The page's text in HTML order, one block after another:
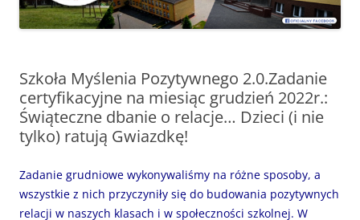
Szkoła Myślenia Pozytywnego 2.0.Zadanie
certyfikacyjne na miesiąc grudzień 2022r.:
Świąteczne dbanie o relacje… Dzieci (i nie
tylko) ratują Gwiazdkę!
Zadanie grudniowe wykonywaliśmy na różne sposoby, a
wszystkie z nich przyczyniły się do budowania pozytywnych
relacji w naszych klasach i w społeczności szkolnej. W